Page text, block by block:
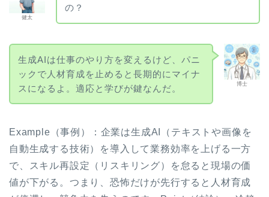
健太
の？
博士
生成AIは仕事のやり方を変えるけど、パニ
ックで人材育成を止めると長期的にマイナ
スになるよ。適応と学びが鍵なんだ。
Example（事例）：企業は生成AI（テキストや画像を
自動生成する技術）を導入して業務効率を上げる一方
で、スキル再設定（リスキリング）を怠ると現場の価
値が下がる。つまり、恐怖だけが先行すると人材育成